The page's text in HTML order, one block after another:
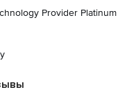
Provider Platinum